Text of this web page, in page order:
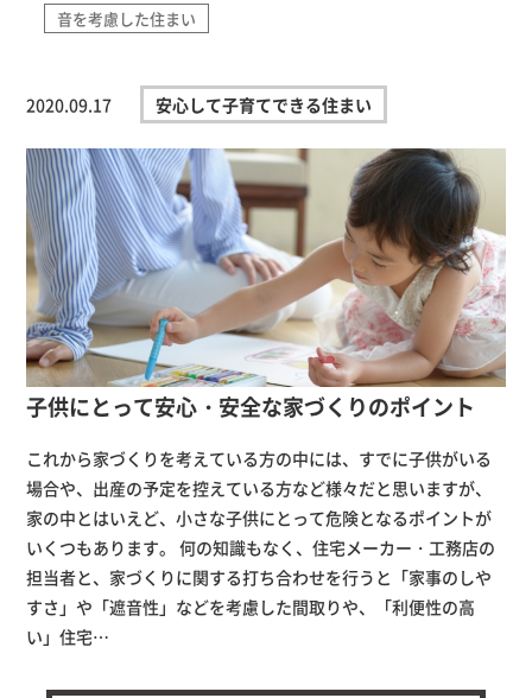
音を考慮した住まい
2020.09.17 安心して子育てできる住まい
子供にとって安心・安全な家づくりのポイント
これから家づくりを考えている方の中には、すでに子供がいる
場合や、出産の予定を控えている方など様々だと思いますが、
家の中とはいえど、小さな子供にとって危険となるポイントが
いくつもあります。 何の知識もなく、住宅メーカー・工務店の
担当者と、家づくりに関する打ち合わせを行うと「家事のしや
すさ」や「遮音性」などを考慮した間取りや、「利便性の高
い」住宅…